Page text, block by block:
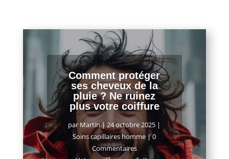
Comment protéger
ses cheveux de la
pluie ? Ne ruinez
plus votre coiffure
par Martin|24 octobre 2025 |
Soins capillaires homme | 0
Commentaires